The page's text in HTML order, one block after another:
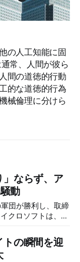
の人工知能に固
常、人間が彼ら
間の道徳的行動
的な道徳的行為
械倫理に分けら
」ならず、ア
動
団が勝利し、取締
クロソフトは、
取りとは行かな
トの瞬間を迎